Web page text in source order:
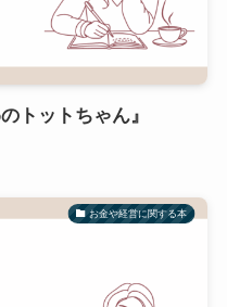
トットちゃん』
お金や経営に関する本